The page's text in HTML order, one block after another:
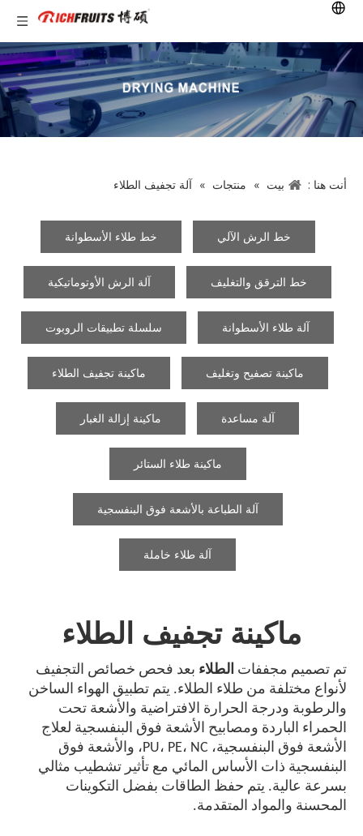
أنت هنا : بيت » منتجات » آلة تجفيف الطلاء
خط الرش الآلي خط طلاء الأسطوانة
خط الترقق والتغليف آلة الرش الأوتوماتيكية
آلة طلاء الأسطوانة سلسلة تطبيقات الروبوت
ماكينة تصفيح وتغليف ماكينة تجفيف الطلاء
آلة مساعدة ماكينة إزالة الغبار
ماكينة طلاء الستائر
آلة الطباعة بالأشعة فوق البنفسجية
آلة طلاء خاملة
ماكينة تجفيف الطلاء
تم تصميم مجففات الطلاء بعد فحص خصائص التجفيف
لأنواع مختلفة من طلاء الطلاء. يتم تطبيق الهواء الساخن
والرطوبة ودرجة الحرارة الافتراضية والأشعة تحت
الحمراء الباردة ومصابيح الأشعة فوق البنفسجية لعلاج
الأشعة فوق البنفسجية، PU، PE، NC، والأشعة فوق
البنفسجية ذات الأساس المائي مع تأثير تشطيب مثالي
بسرعة عالية. يتم حفظ الطاقات بفضل التكوينات
المحسنة والمواد المتقدمة.